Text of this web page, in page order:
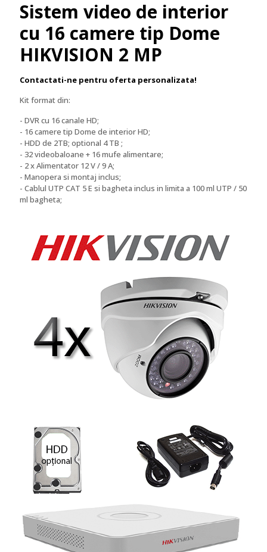
Sistem video de interior
cu 16 camere tip Dome
HIKVISION 2 MP
Contactati-ne pentru oferta personalizata!
Kit format din:
- DVR cu 16 canale HD;
- 16 camere tip Dome de interior HD;
- HDD de 2TB; optional 4 TB ;
- 32 videobaloane + 16 mufe alimentare;
- 2 x Alimentator 12 V / 9 A;
- Manopera si montaj inclus;
- Cablul UTP CAT 5 E si bagheta inclus in limita a 100 ml UTP / 50
ml bagheta;